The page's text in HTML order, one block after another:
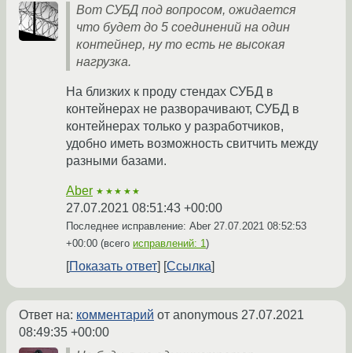
Вот СУБД под вопросом, ожидается
что будет до 5 соединений на один
контейнер, ну то есть не высокая
нагрузка.
На близких к проду стендах СУБД в
контейнерах не разворачивают, СУБД в
контейнерах только у разработчиков,
удобно иметь возможность свитчить между
разными базами.
Aber ★★★★★
27.07.2021 08:51:43 +00:00
Последнее исправление: Aber 27.07.2021 08:52:53
+00:00 (всего исправлений: 1)
Показать ответ Ссылка
Ответ на: комментарий от anonymous 27.07.2021
08:49:35 +00:00